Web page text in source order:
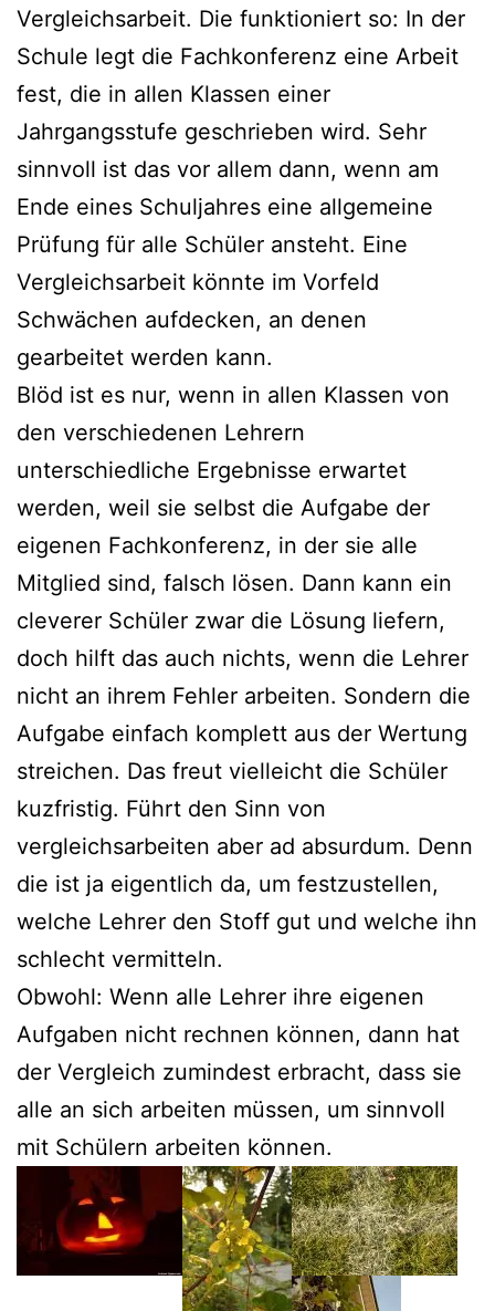
Vergleichsarbeit. Die funktioniert so: In der
Schule legt die Fachkonferenz eine Arbeit
fest, die in allen Klassen einer
Jahrgangsstufe geschrieben wird. Sehr
sinnvoll ist das vor allem dann, wenn am
Ende eines Schuljahres eine allgemeine
Prüfung für alle Schüler ansteht. Eine
Vergleichsarbeit könnte im Vorfeld
Schwächen aufdecken, an denen
gearbeitet werden kann.
Blöd ist es nur, wenn in allen Klassen von
den verschiedenen Lehrern
unterschiedliche Ergebnisse erwartet
werden, weil sie selbst die Aufgabe der
eigenen Fachkonferenz, in der sie alle
Mitglied sind, falsch lösen. Dann kann ein
cleverer Schüler zwar die Lösung liefern,
doch hilft das auch nichts, wenn die Lehrer
nicht an ihrem Fehler arbeiten. Sondern die
Aufgabe einfach komplett aus der Wertung
streichen. Das freut vielleicht die Schüler
kuzfristig. Führt den Sinn von
vergleichsarbeiten aber ad absurdum. Denn
die ist ja eigentlich da, um festzustellen,
welche Lehrer den Stoff gut und welche ihn
schlecht vermitteln.
Obwohl: Wenn alle Lehrer ihre eigenen
Aufgaben nicht rechnen können, dann hat
der Vergleich zumindest erbracht, dass sie
alle an sich arbeiten müssen, um sinnvoll
mit Schülern arbeiten können.